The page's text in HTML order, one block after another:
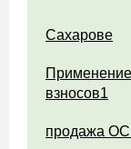
Сахарове
взносов1
продажа